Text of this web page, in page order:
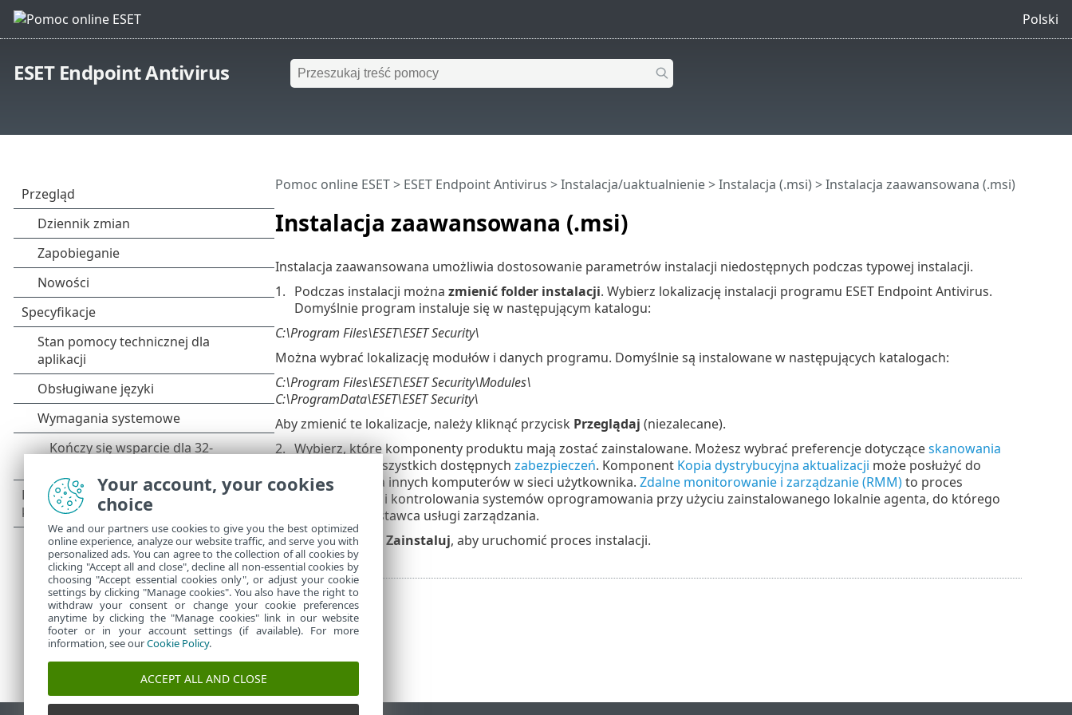
Polski
ESET Endpoint Antivirus
Instalacja zaawansowana (.msi)
Pomoc online ESET> ESET Endpoint Antivirus >Instalacja/uaktualnienie>Instalacja (.msi) > Instalacja zaawansowana (.msi)
Instalacja zaawansowana umożliwia dostosowanie parametrów instalacji niedostępnych podczas typowej instalacji.
Podczas instalacji można zmienić folder instalacji. Wybierz lokalizację instalacji programu ESET Endpoint Antivirus.
Domyślnie program instaluje się w następującym katalogu:
C:\Program Files\ESET\ESET Security\
Można wybrać lokalizację modułów i danych programu. Domyślnie są instalowane w następujących katalogach:
C:\Program Files\ESET\ESET Security\Modules\
C:\ProgramData\ESET\ESET Security\
Aby zmienić te lokalizacje, należy kliknąć przycisk Przeglądaj (niezalecane).
Wybierz, które komponenty produktu mają zostać zainstalowane. Możesz wybrać preferencje dotycząceskanowania
i wszystkich dostępnych zabezpieczeń. Komponent Kopia dystrybucyjna aktualizacji może posłużyć do
aktualizowania innych komputerów w sieci użytkownika. Zdalne monitorowanie i zarządzanie (RMM)to proces
nadzorowania i kontrolowania systemów oprogramowania przy użyciu zainstalowanego lokalnie agenta, do którego
ma dostęp dostawca usługi zarządzania.
Kliknij przycisk Zainstaluj, aby uruchomić proces instalacji.
Your account, your cookies
choice
We and our partners use cookies to give you the best optimized
online experience, analyze our website traffic, and serve you with
personalized ads. You can agree to the collection of all cookies by
clicking "Accept all and close", decline all non-essential cookies by
choosing "Accept essential cookies only", or adjust your cookie
settings by clicking "Manage cookies". You also have the right to
withdraw your consent or change your cookie preferences
anytime by clicking the "Manage cookies" link in our website
footer or in your account settings (if available). For more
information, see ourCookie Policy.
ACCEPT ALL AND CLOSE